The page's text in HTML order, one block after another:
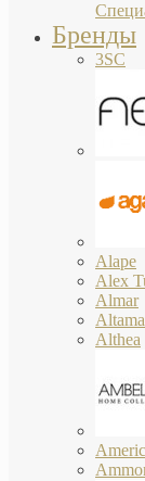
Бренды
3SC
Alape
Alex
Almar
Althea